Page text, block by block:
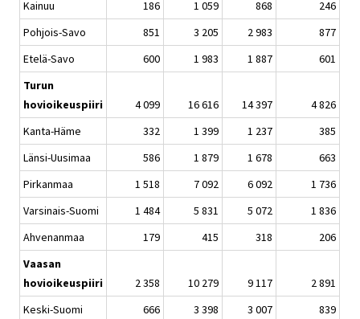
Kainuu
186 1 059 868
246
Pohjois-Savo
851 3 205 2 983
877
Etelä-Savo
600 1 983 1 887
601
Turun
hovioikeuspiiri
4 099 16 616 14 397
4 826
Kanta-Häme
332 1 399 1 237
385
Länsi-Uusimaa
586 1 879 1 678
663
Pirkanmaa
1 518 7 092 6 092
1 736
Varsinais-Suomi
1 484 5 831 5 072
1 836
Ahvenanmaa
179 415 318
206
Vaasan
hovioikeuspiiri
2 358 10 279 9 117
2 891
Keski-Suomi
666 3 398 3 007 839